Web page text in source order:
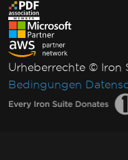
Urheberrechte © Iron
Bedingungen